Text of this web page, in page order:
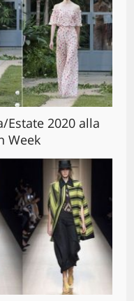
Estate 2020 alla
Week